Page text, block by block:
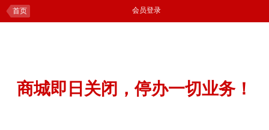
首页 会员登录
商城即日关闭，停办一切业务！